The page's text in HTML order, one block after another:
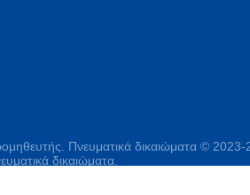
Πνευματικά δικαιώματα ©
δικαιώματα.